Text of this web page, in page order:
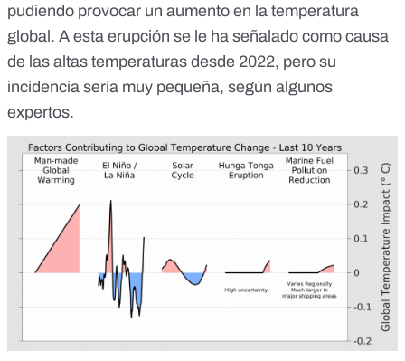
pudiendo provocar un aumento en la temperatura
global. A esta erupción se le ha señalado como causa
de las altas temperaturas desde 2022, pero su
incidencia sería muy pequeña, según algunos
expertos.